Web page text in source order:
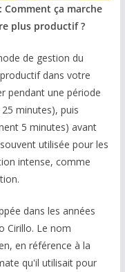
ça marche
plus productif ?
de gestion du
dans votre
pendant une période
minutes), puis
5 minutes) avant
utilisée pour les
intense, comme
dans les années
Cirillo. Le nom
en référence à la
qu'il utilisait pour